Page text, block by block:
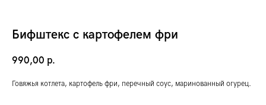
Бифштекс с картофелем фри
990,00 р.
Говяжья котлета, картофель фри, перечный соус, маринованный огурец.